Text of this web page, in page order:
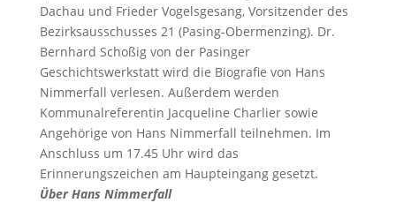
Dachau und Frieder Vogelsgesang, Vorsitzender des
Bezirksausschusses 21 (Pasing-Obermenzing). Dr.
Bernhard Schoßig von der Pasinger
Geschichtswerkstatt wird die Biografie von Hans
Nimmerfall verlesen. Außerdem werden
Kommunalreferentin Jacqueline Charlier sowie
Angehörige von Hans Nimmerfall teilnehmen. Im
Anschluss um 17.45 Uhr wird das
Erinnerungszeichen am Haupteingang gesetzt.
Über Hans Nimmerfall